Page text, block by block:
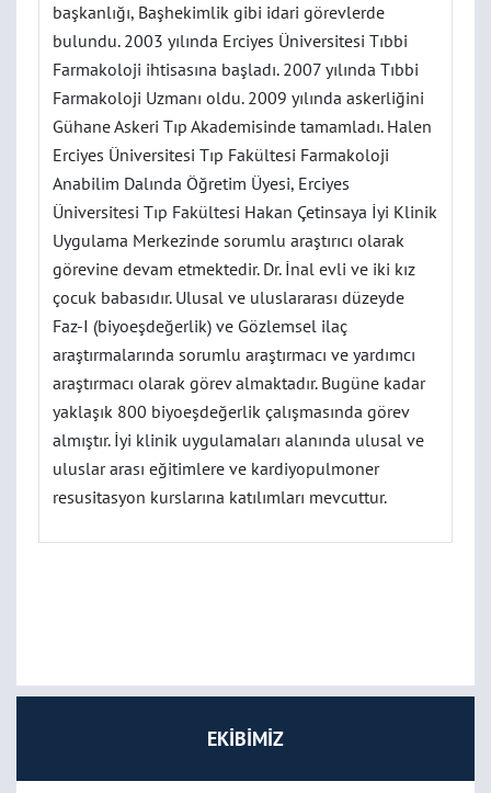
EKİBİMİZ
başkanlığı, Başhekimlik gibi idari görevlerde
bulundu. 2003 yılında Erciyes Üniversitesi Tıbbi
Farmakoloji ihtisasına başladı. 2007 yılında Tıbbi
Farmakoloji Uzmanı oldu. 2009 yılında askerliğini
Gühane Askeri Tıp Akademisinde tamamladı. Halen
Erciyes Üniversitesi Tıp Fakültesi Farmakoloji
Anabilim Dalında Öğretim Üyesi, Erciyes
Üniversitesi Tıp Fakültesi Hakan Çetinsaya İyi Klinik
Uygulama Merkezinde sorumlu araştırıcı olarak
görevine devam etmektedir. Dr. İnal evli ve iki kız
çocuk babasıdır. Ulusal ve uluslararası düzeyde
Faz-I (biyoeşdeğerlik) ve Gözlemsel ilaç
araştırmalarında sorumlu araştırmacı ve yardımcı
araştırmacı olarak görev almaktadır. Bugüne kadar
yaklaşık 800 biyoeşdeğerlik çalışmasında görev
almıştır. İyi klinik uygulamaları alanında ulusal ve
uluslar arası eğitimlere ve kardiyopulmoner
resusitasyon kurslarına katılımları mevcuttur.